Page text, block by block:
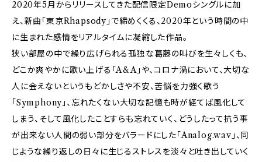
2020年5月からリリースしてきた配信限定Demoシングルに加
え、新曲「東京Rhapsody」で締めくくる、2020年という時間の中
に生まれた感情をリアルタイムに凝縮した作品。
狭い部屋の中で繰り広げられる孤独な葛藤の叫びを生々しくも、
どこか爽やかに歌い上げる「A&A」や、コロナ渦において、大切な
人に会えないというもどかしさや不安、苦悩を力強く歌う
「Symphony」、忘れたくない大切な記憶も時が経てば風化して
しまう、そして風化したことすらも忘れていく、どうしたって抗う事
が出来ない人間の弱い部分をバラードにした「Analog.wav」、同
じような繰り返しの日々に生じるストレスを淡々と吐き出していく